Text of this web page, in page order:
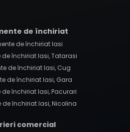
de închiriat
de închiriat Iasi
închiriat Iasi, Tatarasi
de închiriat Iasi, Cug
de închiriat Iasi, Gara
închiriat Iasi, Pacurari
închiriat Iasi, Nicolina
comercial